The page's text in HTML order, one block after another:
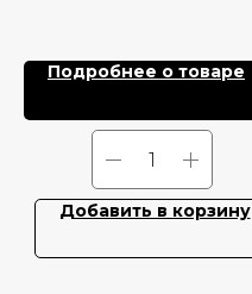
Подробнее о товаре
Добавить в корзину